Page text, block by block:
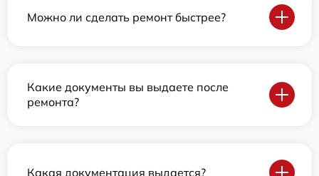
Можно ли сделать ремонт быстрее?
Какие документы вы выдаете после
ремонта?
Какая документация выдается?